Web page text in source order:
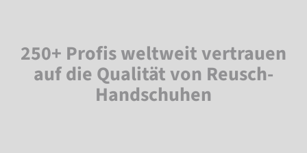
250+ Profis weltweit vertrauen
auf die Qualität von Reusch-
Handschuhen